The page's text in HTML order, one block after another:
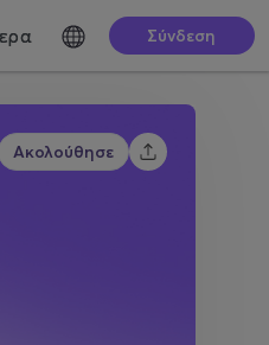
Σύνδεση
Ακολούθησε